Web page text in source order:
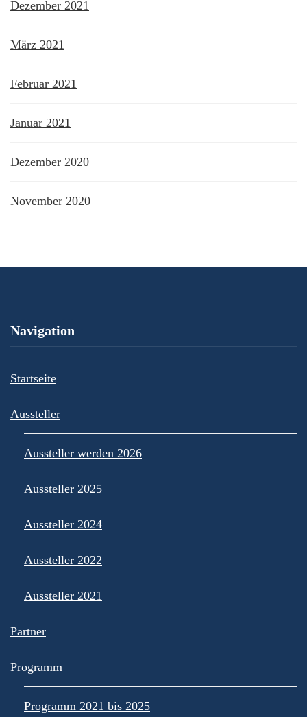
Dezember 2021
März 2021
Februar 2021
Januar 2021
Dezember 2020
November 2020
Navigation
Startseite
Aussteller
Aussteller werden 2026
Aussteller 2025
Aussteller 2024
Aussteller 2022
Aussteller 2021
Partner
Programm
Programm 2021 bis 2025